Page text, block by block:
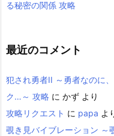
る秘密の関係 攻略
最近のコメント
犯され勇者II ～勇者なのに
ク…～ 攻略 に かず より
攻略リクエスト に papa よ
覗き見バイブレーション ～